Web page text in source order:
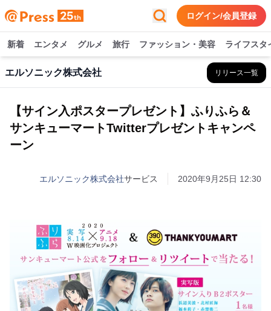
ログイン/会員登録
新着 エンタメ グルメ 旅行 ファッション・美容 ライフスタ
エルソニック株式会社 リリース一覧
【サイン入ポスタープレゼント】ふりふら＆
サンキューマートTwitterプレゼントキャンペ
ーン
エルソニック株式会社サービス 2020年9月25日 12:30